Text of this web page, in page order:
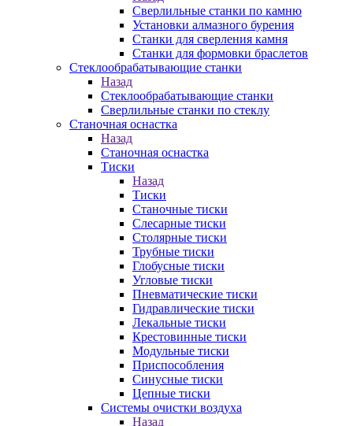
Сверлильные станки по камню
Установки алмазного бурения
Станки для сверления камня
Станки для формовки браслетов
Стеклообрабатывающие станки
Назад
Стеклообрабатывающие станки
Сверлильные станки по стеклу
Станочная оснастка
Назад
Станочная оснастка
Тиски
Назад
Тиски
Станочные тиски
Слесарные тиски
Столярные тиски
Трубные тиски
Глобусные тиски
Угловые тиски
Пневматические тиски
Гидравлические тиски
Лекальные тиски
Крестовинные тиски
Модульные тиски
Приспособления
Синусные тиски
Цепные тиски
Системы очистки воздуха
Назад